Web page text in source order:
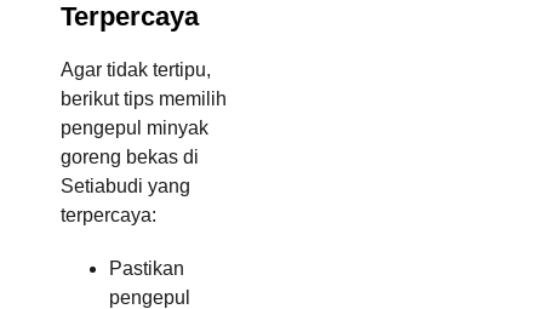
Terpercaya
Agar tidak tertipu,
berikut tips memilih
pengepul minyak
goreng bekas di
Setiabudi yang
terpercaya:
Pastikan
pengepul